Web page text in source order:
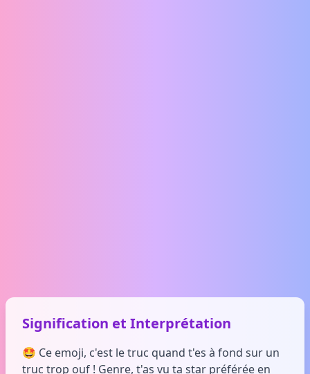
Signification et Interprétation
🤩 Ce emoji, c'est le truc quand t'es à fond sur un
truc trop ouf ! Genre, t'as vu ta star préférée en